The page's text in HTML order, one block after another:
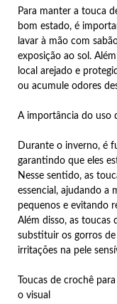
Para manter a touca
bom estado, é
lavar à mão com
exposição ao sol.
local arejado e
ou acumule odores
A importância do uso
Durante o inverno, é
garantindo que eles
Nesse sentido, as
essencial, ajudando a
pequenos e evitando
Além disso, as toucas
substituir os gorros
irritações na pele
Toucas de crochê
o visual